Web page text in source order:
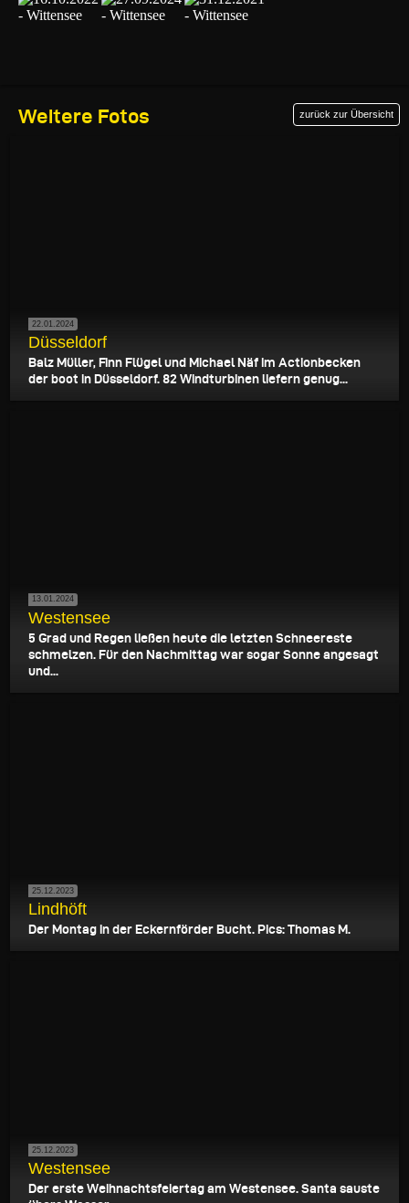
Weitere Fotos zurück zur Übersicht
22.01.2024
Düsseldorf
Balz Müller, Finn Flügel und Michael Näf im Actionbecken
der boot in Düsseldorf. 82 Windturbinen liefern genug...
13.01.2024
Westensee
5 Grad und Regen ließen heute die letzten Schneereste
schmelzen. Für den Nachmittag war sogar Sonne angesagt
und...
25.12.2023
Lindhöft
Der Montag in der Eckernförder Bucht. Pics: Thomas M.
25.12.2023
Westensee
Der erste Weihnachtsfeiertag am Westensee. Santa sauste